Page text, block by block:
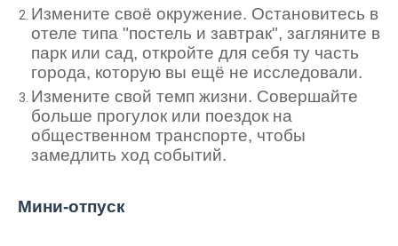
Измените своё окружение. Остановитесь в
отеле типа "постель и завтрак", загляните в
парк или сад, откройте для себя ту часть
города, которую вы ещё не исследовали.
Измените свой темп жизни. Совершайте
больше прогулок или поездок на
общественном транспорте, чтобы
замедлить ход событий.
Мини-отпуск